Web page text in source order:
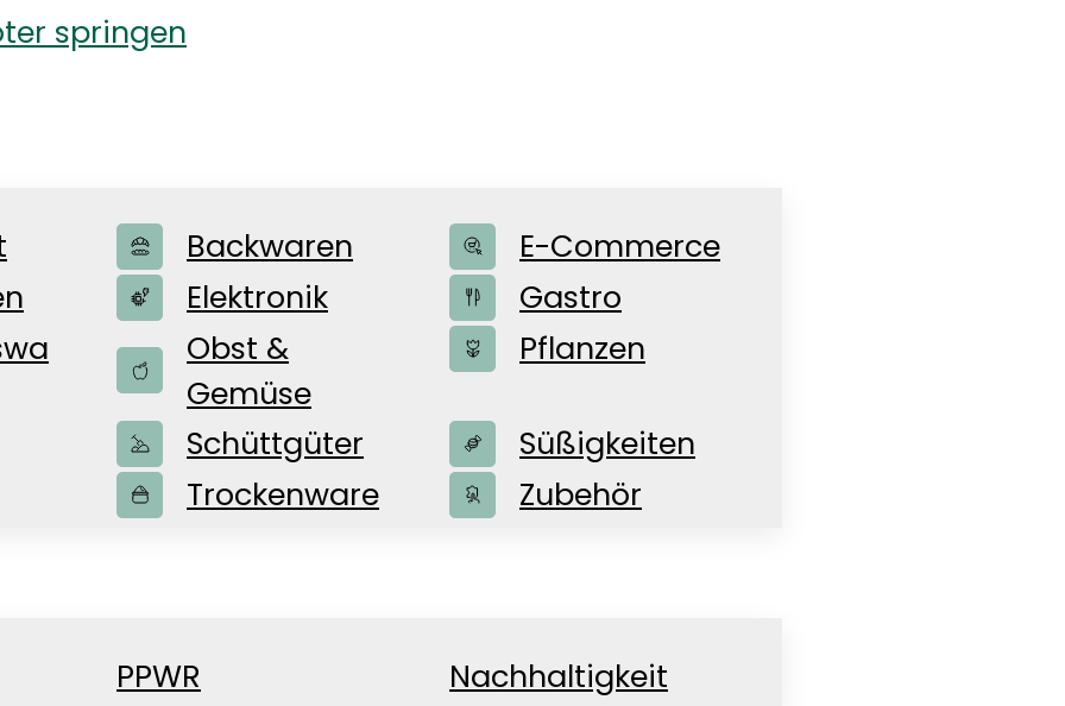
springen
Backwaren
E-Commerce
Elektronik
Gastro
Obst &
Gemüse
Pflanzen
Schüttgüter
Süßigkeiten
Trockenware
Zubehör
PPWR Nachhaltigkeit
euch